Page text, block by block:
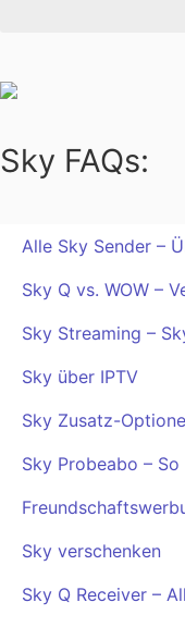
Sky FAQs:
Alle Sky Sender –
Sky Q vs. WOW –
Sky Streaming –
Sky über IPTV
Sky Zusatz-
Sky Probeabo – So
Sky verschenken
Sky Q Receiver –